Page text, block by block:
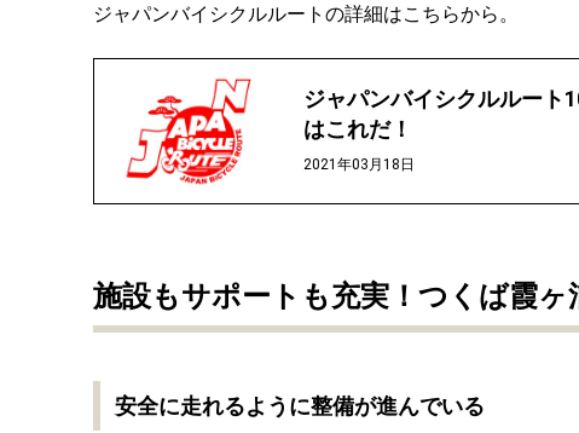
ジャパンバイシクルルートの詳細はこちらから。
ジャパンバイシクルルート
はこれだ！
2021年03月18日
施設もサポートも充実！つくば霞
安全に走れるように整備が進んでいる